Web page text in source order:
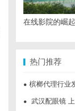
在线影院的崛
热门推荐
● 槟榔代理行业
● 武汉配眼镜